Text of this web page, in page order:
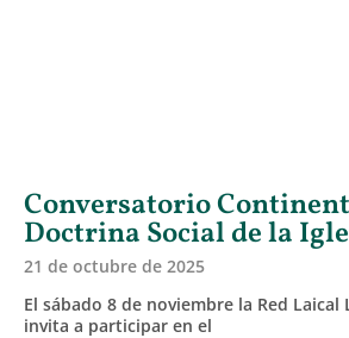
Conversatorio
Doctrina Social de la
21 de octubre de 2025
El sábado 8 de noviembre la Red
invita a participar en el